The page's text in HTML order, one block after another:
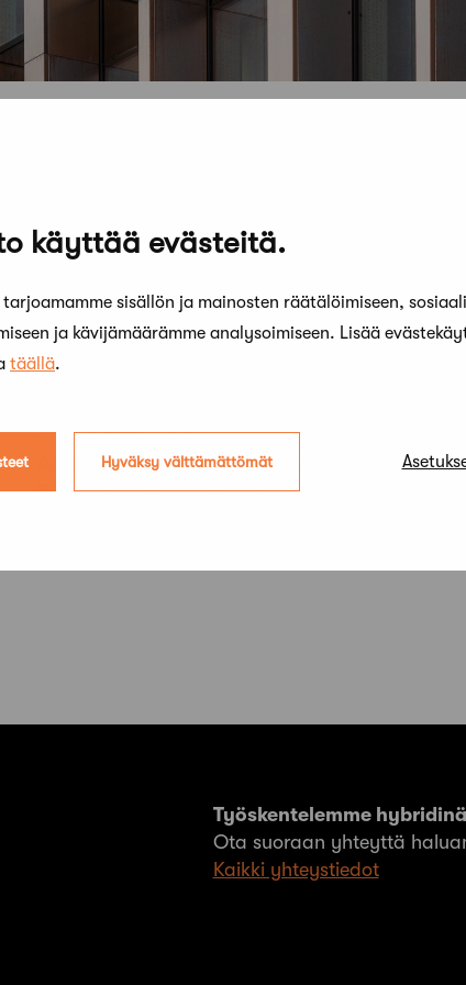
käyttää evästeitä.
sisällön ja mainosten räätälöimiseen,
ja kävijämäärämme analysoimiseen. Lisää
täällä.
Hyväksy välttämättömät
16 tammikuun, 2023
ArkMuoto 2023 -ohjelmistossa on yli
50 tapahtumaa ympäri maan
Työskentelemme hybridinä
Ota suoraan yhteyttä
Kaikki yhteystiedot